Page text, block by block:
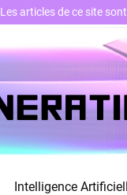
Intelligence
Les articles de ce site